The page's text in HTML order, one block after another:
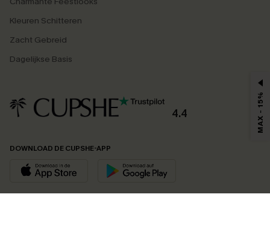
Kleuren Schitteren
Zacht Gebreid
Dagelijkse Basis
4.4
DOWNLOAD DE CUPSHE-APP
MAX - 15%